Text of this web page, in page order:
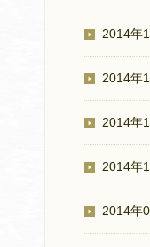
2014年
2014年
2014年
2014年
2014年